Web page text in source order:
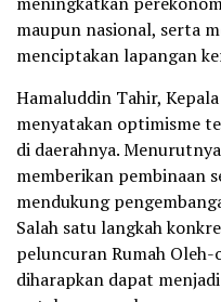
maupun nasional, serta
menciptakan lapangan
Hamaluddin Tahir,
menyatakan optimisme
di daerahnya.
memberikan pembinaan
mendukung
Salah satu langkah
peluncuran Rumah Oleh-
diharapkan dapat